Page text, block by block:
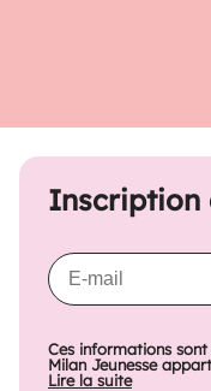
Inscription
Ces informations
Milan Jeunesse
Lire la suite